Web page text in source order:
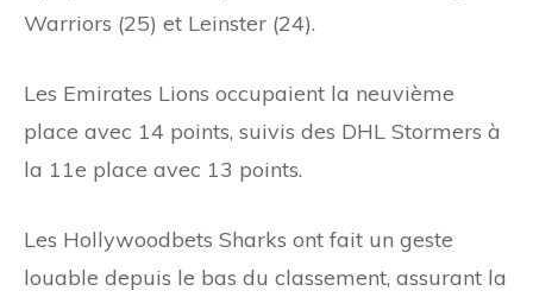
Warriors (25) et Leinster (24).
Les Emirates Lions occupaient la neuvième
place avec 14 points, suivis des DHL Stormers à
la 11e place avec 13 points.
Les Hollywoodbets Sharks ont fait un geste
louable depuis le bas du classement, assurant la